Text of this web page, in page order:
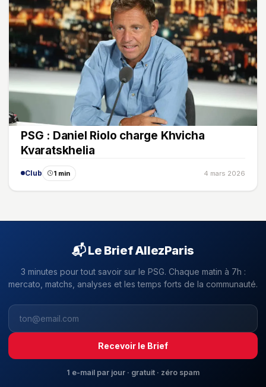
PSG : Daniel Riolo charge Khvicha
Kvaratskhelia
Club 1 min 4 mars 2026
📬 Le Brief AllezParis
3 minutes pour tout savoir sur le PSG. Chaque matin à 7h :
mercato, matchs, analyses et les temps forts de la communauté.
Recevoir le Brief
1 e-mail par jour · gratuit · zéro spam